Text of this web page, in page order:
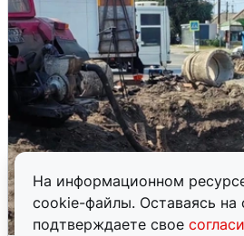
На информационном
cookie-файлы. Оставаясь на
подтверждаете свое